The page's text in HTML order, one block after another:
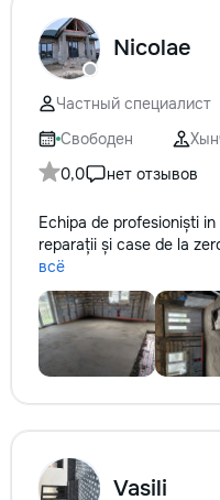
Nicolae
Частный специалист
Свободен
0,0
нет отзывов
Echipa de profesioniști
reparații și case de la
всё
Vasili